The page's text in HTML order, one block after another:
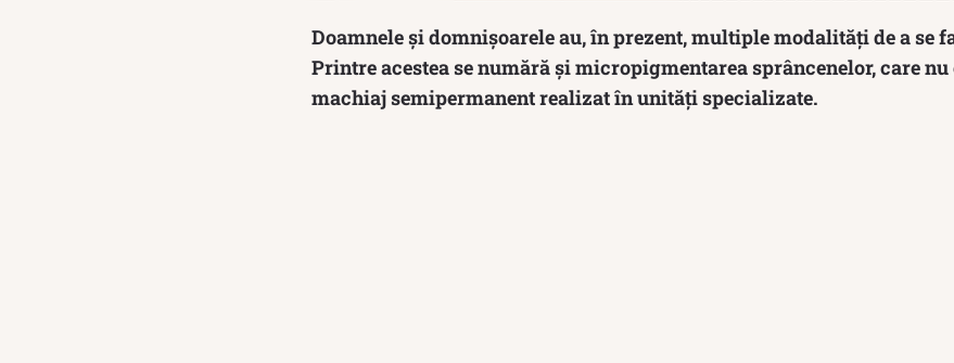
Doamnele și domnișoarele au, în prezent, multiple modalități de a se
Printre acestea se numără și micropigmentarea sprâncenelor, care nu
machiaj semipermanent realizat în unități specializate.